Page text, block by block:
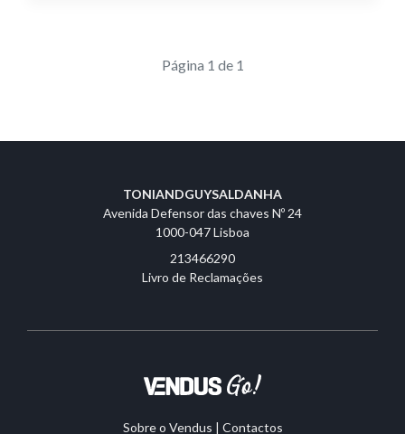
Página 1 de 1
TONIANDGUYSALDANHA
Avenida Defensor das chaves Nº 24
1000-047 Lisboa
213466290
Livro de Reclamações
Sobre o Vendus | Contactos